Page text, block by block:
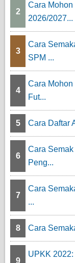
2
Cara
2026/2027...
3
Cara
SPM ...
4
Cara
Fut...
5 Cara Daftar
6
Cara
Peng...
7
Cara
...
8 Cara
9
UPKK